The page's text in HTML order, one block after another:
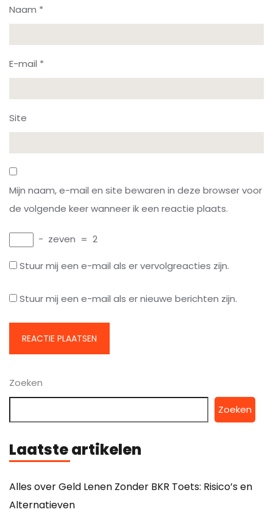
Naam *
E-mail *
Site
Mijn naam, e-mail en site bewaren in deze browser voor
de volgende keer wanneer ik een reactie plaats.
− zeven = 2
Stuur mij een e-mail als er vervolgreacties zijn.
Stuur mij een e-mail als er nieuwe berichten zijn.
Zoeken
Zoeken
Laatste artikelen
Alles over Geld Lenen Zonder BKR Toets: Risico’s en
Alternatieven